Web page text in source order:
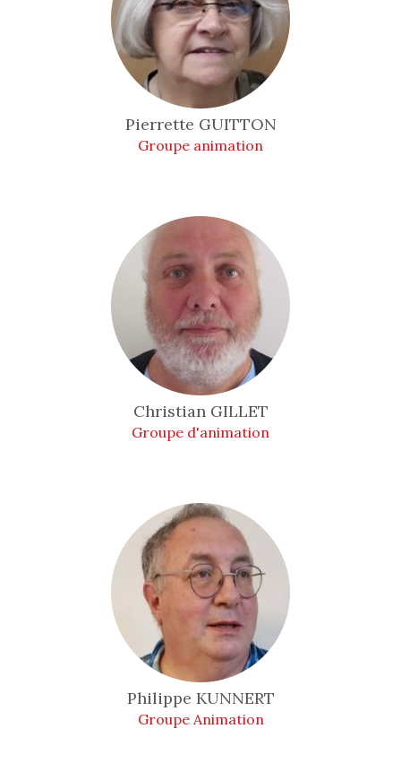
Pierrette GUITTON
Groupe animation
Christian GILLET
Groupe d'animation
Philippe KUNNERT
Groupe Animation